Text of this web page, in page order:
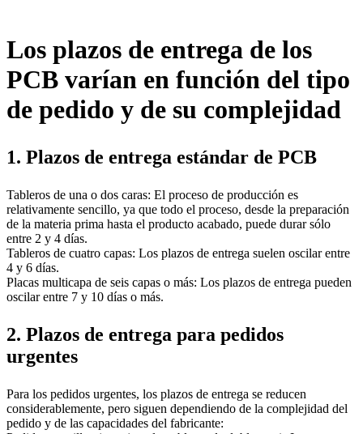
Los plazos de entrega de los
PCB varían en función del tipo
de pedido y de su complejidad
1. Plazos de entrega estándar de PCB
Tableros de una o dos caras: El proceso de producción es
relativamente sencillo, ya que todo el proceso, desde la preparación
de la materia prima hasta el producto acabado, puede durar sólo
entre 2 y 4 días.
Tableros de cuatro capas: Los plazos de entrega suelen oscilar entre
4 y 6 días.
Placas multicapa de seis capas o más: Los plazos de entrega pueden
oscilar entre 7 y 10 días o más.
2. Plazos de entrega para pedidos
urgentes
Para los pedidos urgentes, los plazos de entrega se reducen
considerablemente, pero siguen dependiendo de la complejidad del
pedido y de las capacidades del fabricante: